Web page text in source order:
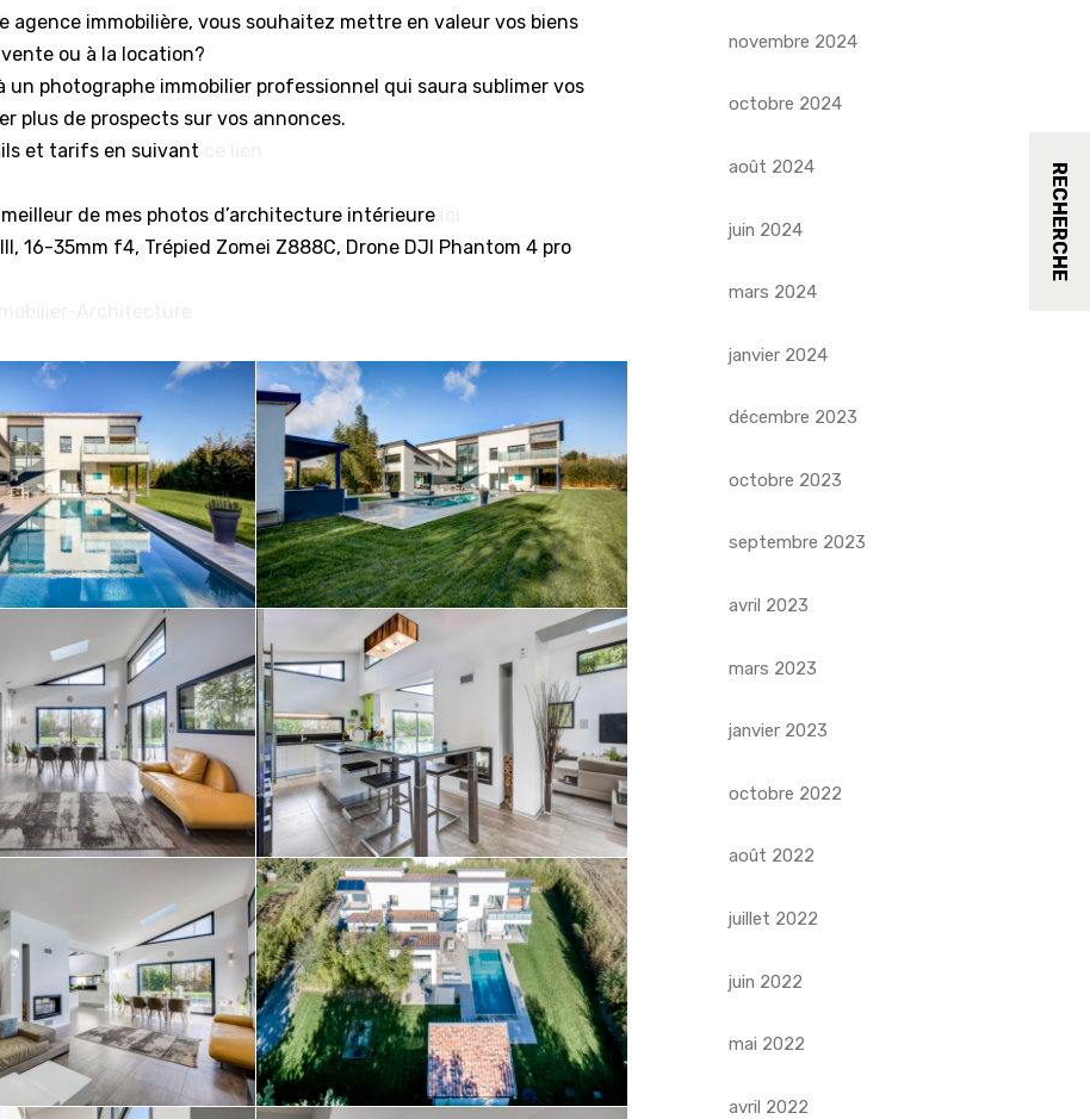
RECHERCHE
agence immobilière, vous souhaitez mettre en valeur vos biens
ou à la location?
un photographe immobilier professionnel qui saura sublimer vos
plus de prospects sur vos annonces.
et tarifs en suivant
de mes photos d’architecture intérieure
16-35mm f4, Trépied Zomei Z888C, Drone DJI Phantom 4 pro
novembre 2024
octobre 2024
août 2024
juin 2024
mars 2024
janvier 2024
décembre 2023
octobre 2023
septembre 2023
avril 2023
mars 2023
janvier 2023
octobre 2022
août 2022
juillet 2022
juin 2022
mai 2022
avril 2022